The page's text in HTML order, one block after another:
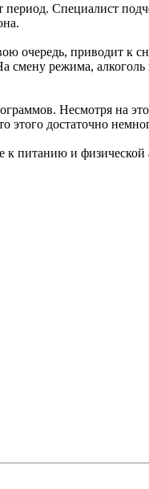
Специалист
очередь, приводит к
смену режима,
Несмотря на
достаточно
к питанию и